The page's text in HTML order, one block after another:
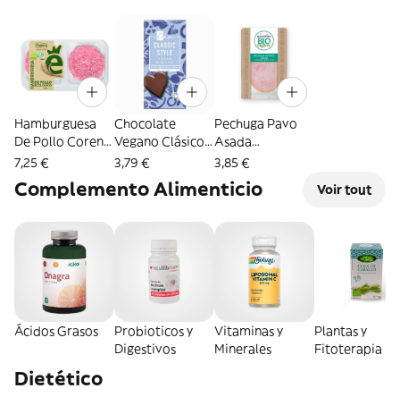
Hamburguesa
De Pollo Coren
2X115G Eco
7,25 €
Chocolate
Vegano Clásico
Ichoc Eco 80 Gr.
3,79 €
Pechuga Pavo
Asada
Blancafort Eco
80 Gr.
3,85 €
Complemento Alimenticio Voir tout
Ácidos Grasos
Probioticos y
Digestivos
Vitaminas y
Minerales
Plantas y
Fitoterapia
Dietético